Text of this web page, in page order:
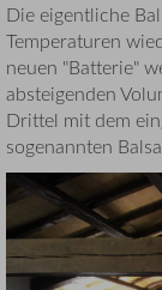
Die eigentliche
Temperaturen
neuen "Batterie"
absteigenden
Drittel mit dem
sogenannten